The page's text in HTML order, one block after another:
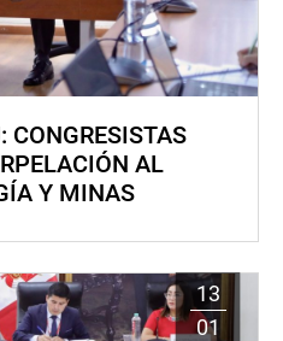
CONGRESISTAS
AL
Y MINAS
13
01